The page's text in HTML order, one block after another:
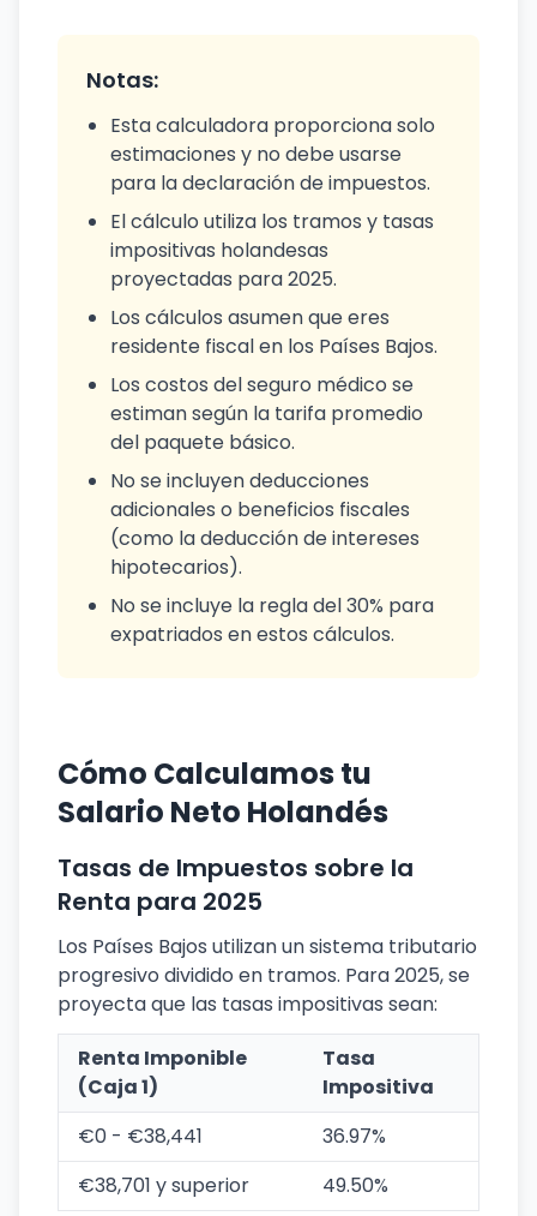
Notas:
Esta calculadora proporciona solo
estimaciones y no debe usarse
para la declaración de impuestos.
El cálculo utiliza los tramos y tasas
impositivas holandesas
proyectadas para 2025.
Los cálculos asumen que eres
residente fiscal en los Países Bajos.
Los costos del seguro médico se
estiman según la tarifa promedio
del paquete básico.
No se incluyen deducciones
adicionales o beneficios fiscales
(como la deducción de intereses
hipotecarios).
No se incluye la regla del 30% para
expatriados en estos cálculos.
Cómo Calculamos tu
Salario Neto Holandés
Tasas de Impuestos sobre la
Renta para 2025
Los Países Bajos utilizan un sistema tributario
progresivo dividido en tramos. Para 2025, se
proyecta que las tasas impositivas sean:
Renta Imponible
(Caja 1)
Tasa
Impositiva
€0 - €38,441
36.97%
€38,701 y superior
49.50%